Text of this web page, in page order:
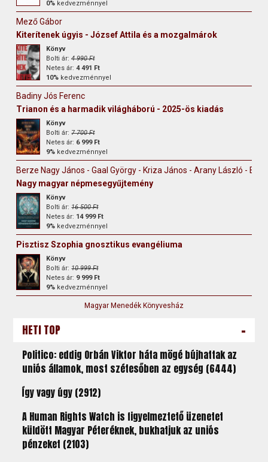
0% kedvezménnyel
Mező Gábor
Kiterítenek úgyis - József Attila és a mozgalmárok
Könyv
Bolti ár:4 990 Ft
Netes ár:4 491 Ft
10% kedvezménnyel
Badiny Jós Ferenc
Trianon és a harmadik világháború - 2025-ös kiadás
Könyv
Bolti ár:7 700 Ft
Netes ár: 6 999 Ft
9% kedvezménnyel
Berze Nagy János - Gaal György - Kriza János - Arany László -
Nagy magyar népmesegyűjtemény
Könyv
Bolti ár:16 500 Ft
Netes ár: 14 999 Ft
9% kedvezménnyel
Pisztisz Szophia gnosztikus evangéliuma
Könyv
Bolti ár:10 999 Ft
Netes ár: 9 999 Ft
9% kedvezménnyel
Magyar Menedék Könyvesház
HETI TOP -
Politico: eddig Orbán Viktor háta mögé bújhattak az
uniós államok, most szétesőben az egység (6444)
Így vagy úgy (2912)
A Human Rights Watch is figyelmeztető üzenetet
küldött Magyar Péteréknek, bukhatjuk az uniós
pénzeket (2103)